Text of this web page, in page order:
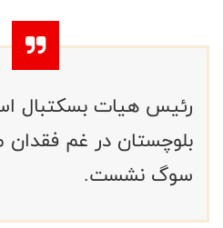
رئیس هیات بسکتبال
بلوچستان در غم فقدان
سوگ نشست.